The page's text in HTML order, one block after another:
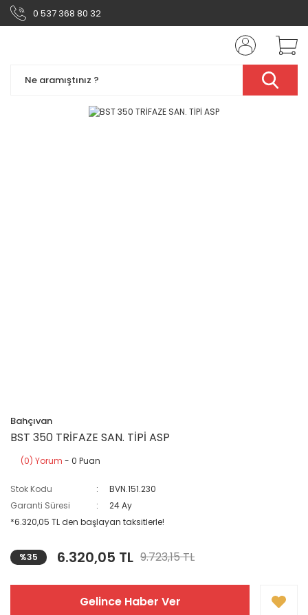
0 537 368 80 32
Bahçıvan
BST 350 TRİFAZE SAN. TİPİ ASP
(0) Yorum - 0 Puan
Stok Kodu
BVN.151.230
Garanti Süresi
24 Ay
*6.320,05 TL den başlayan taksitlerle!
%35 6.320,05 TL 9.723,15 TL
Gelince Haber Ver